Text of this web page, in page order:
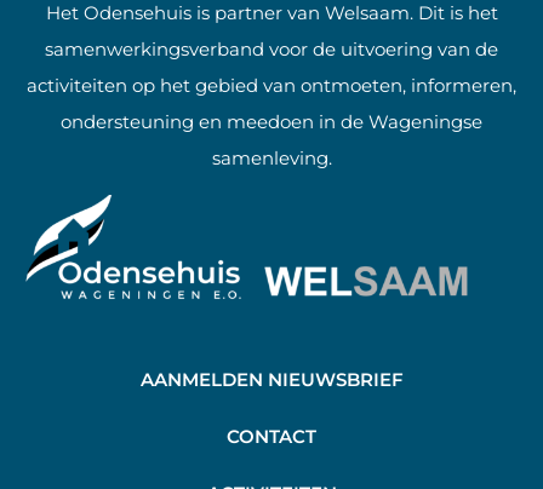
Het Odensehuis is partner van Welsaam. Dit is het
samenwerkingsverband voor de uitvoering van de
activiteiten op het gebied van ontmoeten, informeren,
ondersteuning en meedoen in de Wageningse
samenleving.
AANMELDEN NIEUWSBRIEF
CONTACT